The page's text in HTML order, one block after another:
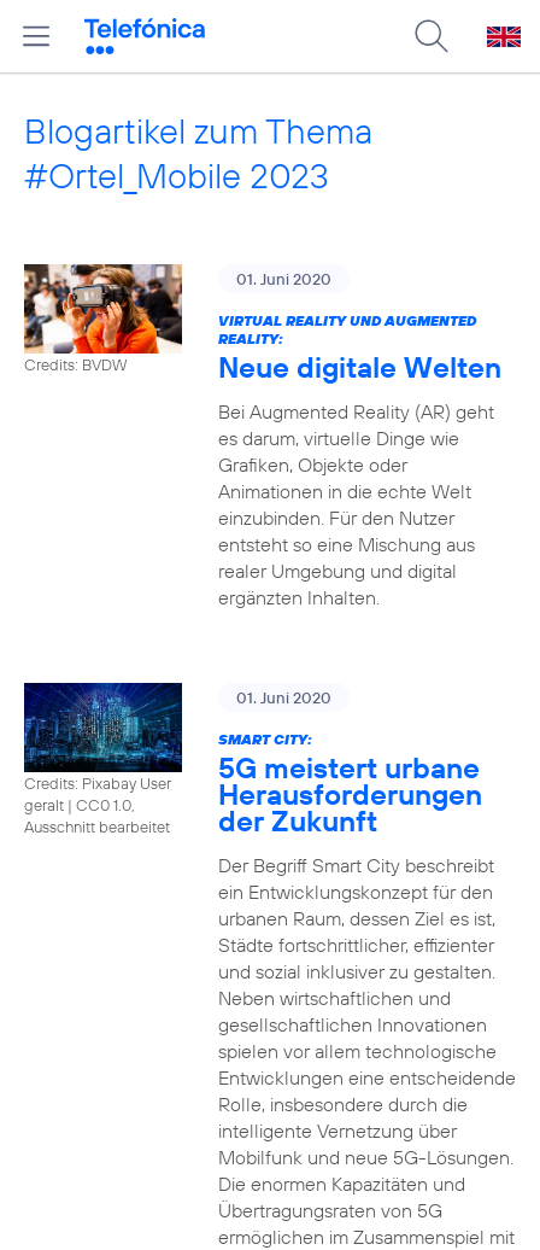
Blogartikel zum Thema
#Ortel_Mobile 2023
Credits: BVDW
01. Juni 2020
VIRTUAL REALITY UND AUGMENTED
REALITY:
Neue digitale Welten
Bei Augmented Reality (AR) geht
es darum, virtuelle Dinge wie
Grafiken, Objekte oder
Animationen in die echte Welt
einzubinden. Für den Nutzer
entsteht so eine Mischung aus
realer Umgebung und digital
ergänzten Inhalten.
Credits: Pixabay User
geralt | CC0 1.0,
Ausschnitt bearbeitet
01. Juni 2020
SMART CITY:
5G meistert urbane
Herausforderungen
der Zukunft
Der Begriff Smart City beschreibt
ein Entwicklungskonzept für den
urbanen Raum, dessen Ziel es ist,
Städte fortschrittlicher, effizienter
und sozial inklusiver zu gestalten.
Neben wirtschaftlichen und
gesellschaftlichen Innovationen
spielen vor allem technologische
Entwicklungen eine entscheidende
Rolle, insbesondere durch die
intelligente Vernetzung über
Mobilfunk und neue 5G-Lösungen.
Die enormen Kapazitäten und
Übertragungsraten von 5G
ermöglichen im Zusammenspiel mit